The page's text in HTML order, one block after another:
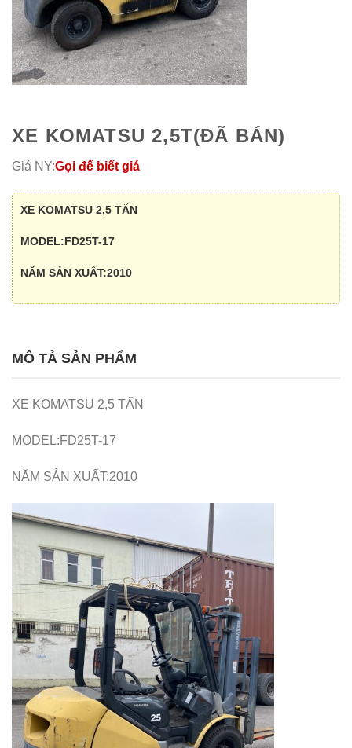
XE KOMATSU 2,5T(ĐÃ BÁN)
Giá NY:Gọi để biết giá
XE KOMATSU 2,5 TẤN
MODEL:FD25T-17
NĂM SẢN XUẤT:2010
MÔ TẢ SẢN PHẨM
XE KOMATSU 2,5 TẤN
MODEL:FD25T-17
NĂM SẢN XUẤT:2010